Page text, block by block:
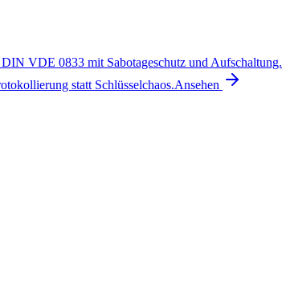
VDE 0833 mit Sabotageschutz und Aufschaltung.
statt Schlüsselchaos.Ansehen